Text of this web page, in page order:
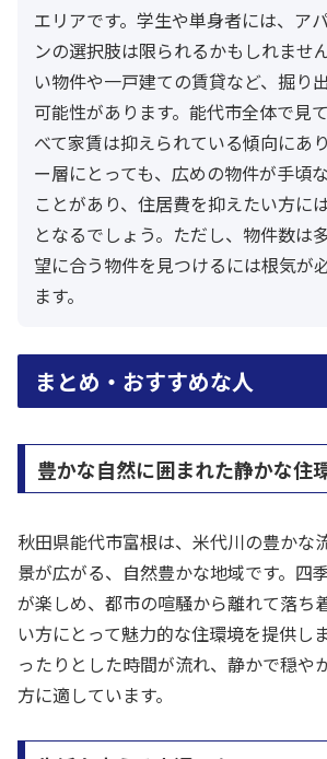
エリアです。学生や単身者には、ア
ンの選択肢は限られるかもしれませ
い物件や一戸建ての賃貸など、掘り
可能性があります。能代市全体で見
べて家賃は抑えられている傾向にあ
ー層にとっても、広めの物件が手頃
ことがあり、住居費を抑えたい方に
となるでしょう。ただし、物件数は
望に合う物件を見つけるには根気が
ます。
まとめ・おすすめな人
豊かな自然に囲まれた静かな住
秋田県能代市富根は、米代川の豊かな
景が広がる、自然豊かな地域です。四
が楽しめ、都市の喧騒から離れて落ち
い方にとって魅力的な住環境を提供し
ったりとした時間が流れ、静かで穏や
方に適しています。